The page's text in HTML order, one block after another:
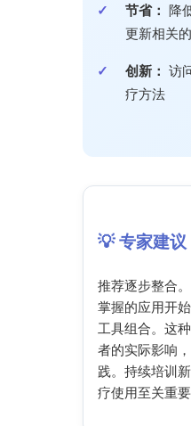
节省： 降
更新相关
创新： 访
疗方法
💡 专家建议
推荐逐步整合
掌握的应用开
工具组合。这
者的实际影响
践。持续培训
疗使用至关重要